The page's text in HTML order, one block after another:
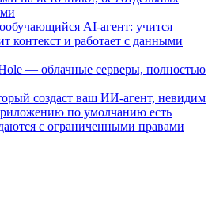
AI-агент: учится
контекст и работает с данными
— облачные серверы, полностью
создаст ваш ИИ-агент, невидим
по умолчанию есть
с ограниченными правами